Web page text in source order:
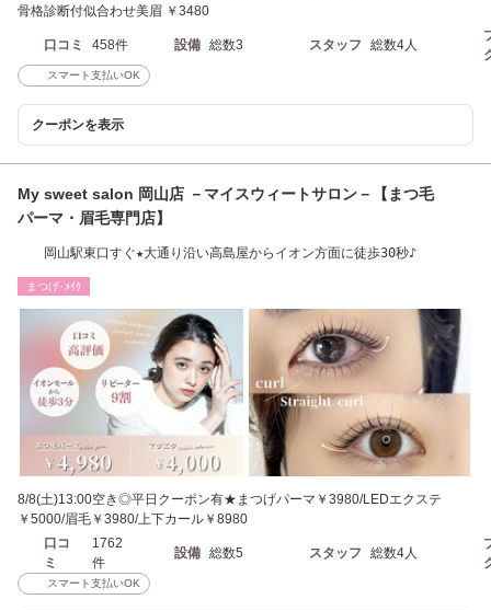
骨格診断付似合わせ美眉 ￥3480
口コミ 458件 設備 総数3 スタッフ 総数4人
スマート支払いOK
クーポンを表示
My sweet salon 岡山店 －マイスウィートサロン－【まつ毛
パーマ・眉毛専門店】
岡山駅東口すぐ★大通り沿い高島屋からイオン方面に徒歩30秒♪
まつげ･ﾒｲｸ
8/8(土)13:00空き◎平日クーポン有★まつげパーマ￥3980/LEDエクステ
￥5000/眉毛￥3980/上下カール￥8980
口コ
ミ
1762
件
設備 総数5 スタッフ 総数4人
スマート支払いOK